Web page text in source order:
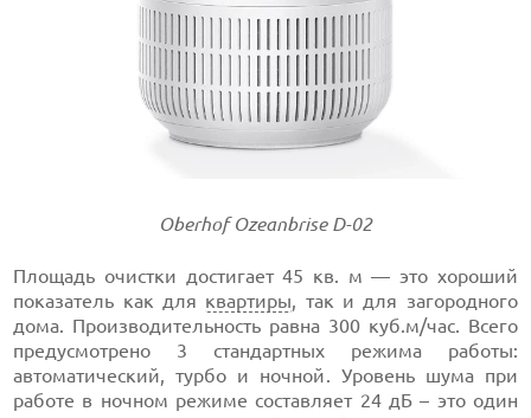
Oberhof Ozeanbrise D-02
Площадь очистки достигает 45 кв. м — это хороший
показатель как для квартиры, так и для загородного
дома. Производительность равна 300 куб.м/час. Всего
предусмотрено 3 стандартных режима работы:
автоматический, турбо и ночной. Уровень шума при
работе в ночном режиме составляет 24 дБ – это один